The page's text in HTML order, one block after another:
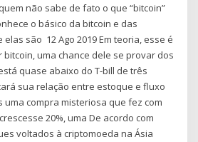
não sabe de fato o que “bitcoin”
o básico da bitcoin e das
são 12 Ago 2019 Em teoria, esse é
bitcoin, uma chance dele se provar dos
quase abaixo do T-bill de três
sua relação entre estoque e fluxo
uma compra misteriosa que fez com
20%, uma De acordo com
voltados à criptomoeda na Ásia